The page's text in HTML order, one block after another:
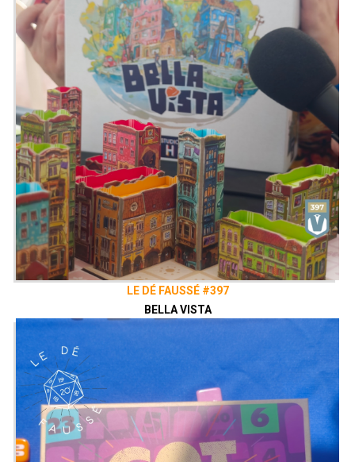
Choisissez votre proie avec sagesse
sans être dévoré à votre tour pour
remporter la partie.
Bluff et déduction sont vos meilleurs
alliés dans cette quête pour la
suprématie de la forêt.
Choisissez parmi 5 animaux et
déployez ruse, déduction et bluff pour
survivre. Fun et humour s'entremêlent
dans cette chasse.
Parviendrez-vous à être le maître de la
forêt en révélant votre instinct de
prédateur avec une pointe de malice ?
Emission présentée parAlex&Zephiriel
Générique parAdrien Larouzée
Twitter@ledefausse
Le Dé Faussé
Envie de nous soutenir ? Vous pouvez,
si vous le souhaitez, grâce au
de notre collectif, le Vaisseau Hyper
Sensas !
patreon.com/vaisseauhypersensas
Découvrez également notre site
vaisseauhypersensas.fr
LE DÉ FAUSSÉ #397
BELLA VISTA